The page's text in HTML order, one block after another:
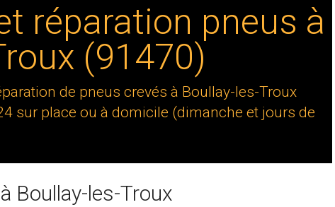
réparation pneus à
(91470)
de pneus crevés à Boullay-les-Troux
sur place ou à domicile (dimanche et jours de
Boullay-les-Troux